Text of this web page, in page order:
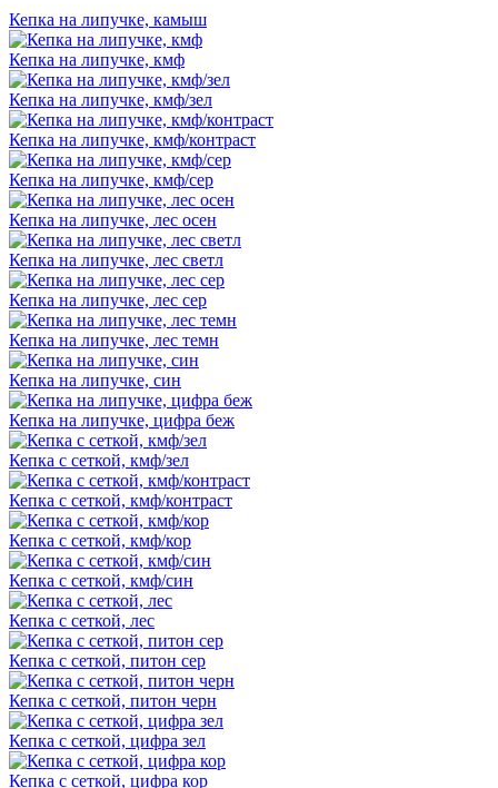
Кепка на липучке, камыш
Кепка на липучке, кмф
Кепка на липучке, кмф/зел
Кепка на липучке, кмф/контраст
Кепка на липучке, кмф/сер
Кепка на липучке, лес осен
Кепка на липучке, лес светл
Кепка на липучке, лес сер
Кепка на липучке, лес темн
Кепка на липучке, син
Кепка на липучке, цифра беж
Кепка с сеткой, кмф/зел
Кепка с сеткой, кмф/контраст
Кепка с сеткой, кмф/кор
Кепка с сеткой, кмф/син
Кепка с сеткой, лес
Кепка с сеткой, питон сер
Кепка с сеткой, питон черн
Кепка с сеткой, цифра зел
Кепка с сеткой, цифра кор